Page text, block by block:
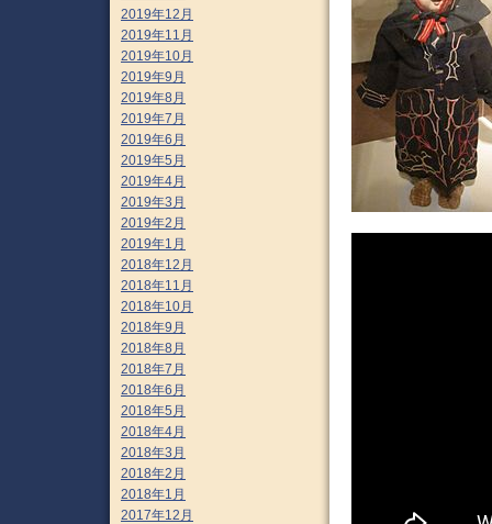
2019年12月
2019年11月
2019年10月
2019年9月
2019年8月
2019年7月
2019年6月
2019年5月
2019年4月
2019年3月
2019年2月
2019年1月
2018年12月
2018年11月
2018年10月
2018年9月
2018年8月
2018年7月
2018年6月
2018年5月
2018年4月
2018年3月
2018年2月
2018年1月
2017年12月